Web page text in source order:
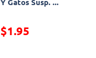
Y Gatos Susp. ...
Precio reducido de
$1.95